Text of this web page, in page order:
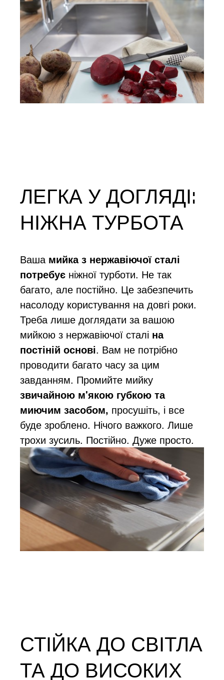
ЛЕГКА У ДОГЛЯДІ:
НІЖНА ТУРБОТА
Ваша мийка з нержавіючої сталі
потребує ніжної турботи. Не так
багато, але постійно. Це забезпечить
насолоду користування на довгі роки.
Треба лише доглядати за вашою
мийкою з нержавіючої сталі на
постіній основі. Вам не потрібно
проводити багато часу за цим
завданням. Промийте мийку
звичайною м'якою губкою та
миючим засобом, просушіть, і все
буде зроблено. Нічого важкого. Лише
трохи зусиль. Постійно. Дуже просто.
СТІЙКА ДО СВІТЛА
ТА ДО ВИСОКИХ